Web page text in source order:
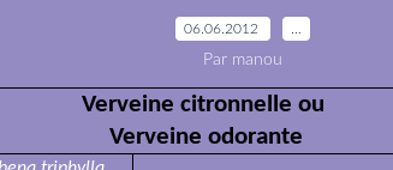
06.06.2012
Par manou
Verveine citronnelle ou
Verveine odorante